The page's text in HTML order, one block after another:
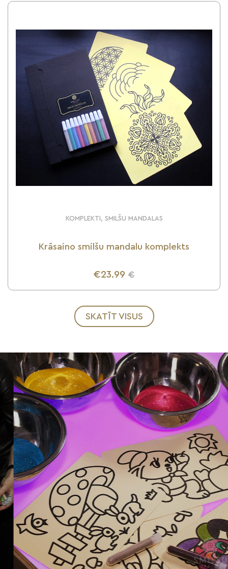
KOMPLEKTI, SMILŠU MANDALAS
Krāsaino smilšu mandalu komplekts
€23.99 €
UZZINI VAIRĀK
SKATĪT VISUS